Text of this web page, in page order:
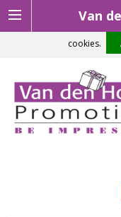
Van
Om onze website
cookies.